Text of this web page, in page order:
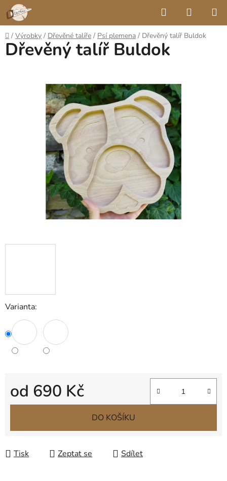
Přejít
na
obsah
Hledat
KOŠÍK
Domů
/ Výrobky / Dřevěné talíře / Psí plemena / Dřevěný talíř Buldok
Varianta:
od 690 Kč
Měrná cena:
DO KOŠÍKU
Tisk Zeptat se Sdílet
Dřevěný talíř Buldok